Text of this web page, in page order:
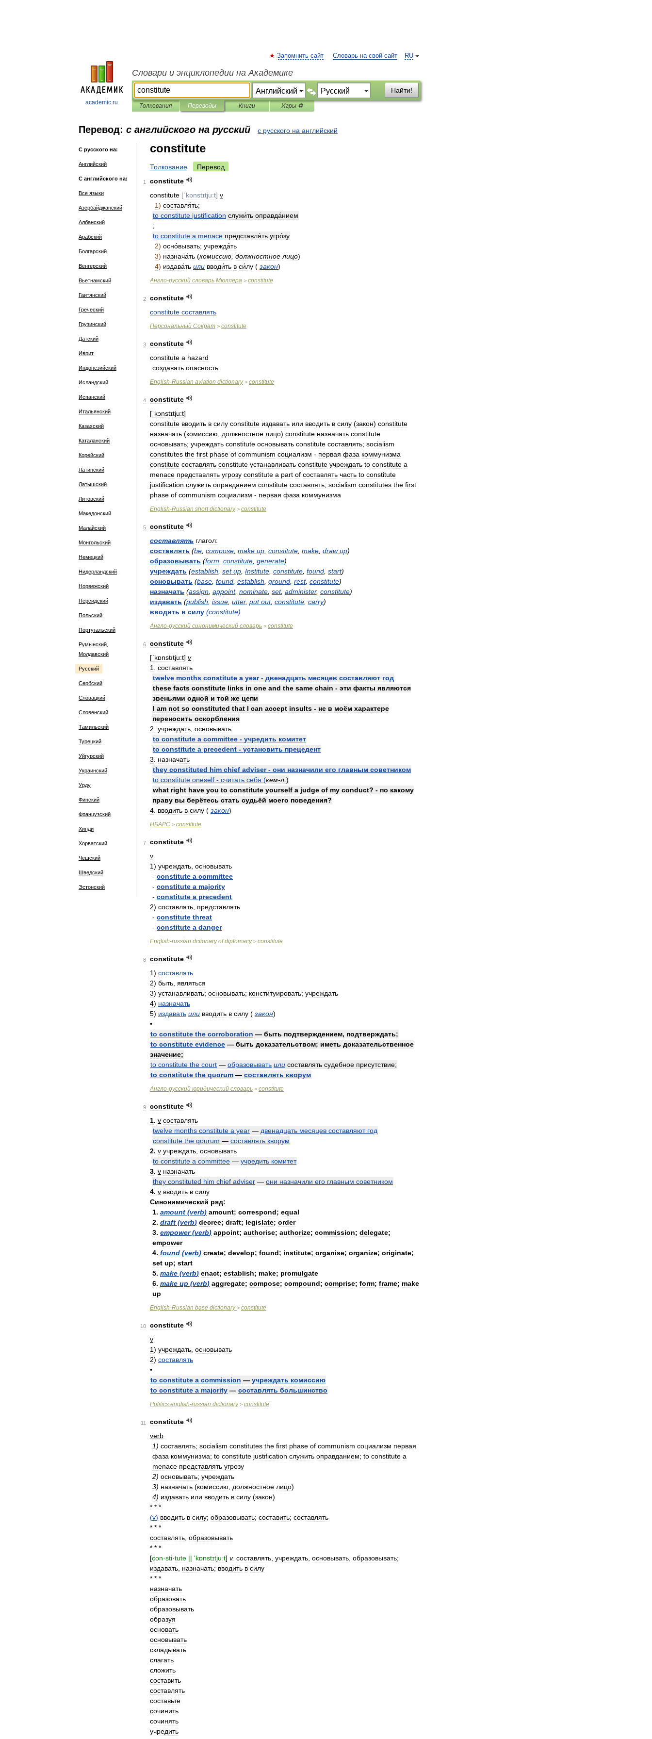
academic.ru
RU
Запомнить сайт Словарь на свой сайт
Словари и энциклопедии на Академике
Найти!
Толкования Переводы Книги Игры ⚽
Перевод: с английского на русский с русского на английский
С русского на:
Английский
С английского на:
Все языки
Азербайджанский
Албанский
Арабский
Болгарский
Венгерский
Вьетнамский
Гаитянский
Греческий
Грузинский
Датский
Иврит
Индонезийский
Исландский
Испанский
Итальянский
Казахский
Каталанский
Корейский
Латинский
Латышский
Литовский
Македонский
Малайский
Монгольский
Немецкий
Нидерландский
Норвежский
Персидский
Польский
Португальский
Румынский,
Молдавский
Русский
Сербский
Словацкий
Словенский
Тамильский
Турецкий
Уйгурский
Украинский
Урду
Финский
Французский
Хинди
Хорватский
Чешский
Шведский
Эстонский
constitute
Толкование Перевод
1
constitute
constitute [ˊkɒnstɪtju:t] v
1) составля́ть;
to constitute justification служи́ть оправда́нием
;
to constitute a menace представля́ть угро́зу
2) осно́вывать; учрежда́ть
3) назнача́ть (комиссию должностное лицо)
4) издава́ть или вводи́ть в си́лу ( закон)
Англо-русский словарь Мюллера > constitute
2
constitute
constitute составлять
Персональный Сократ > constitute
3
constitute
constitute a hazard
создавать опасность
English-Russian aviation dictionary> constitute
4
constitute
[ˈkɔnstɪtju:t]
constitute вводить в силу constitute издавать или вводить в силу (закон) constitute
назначать (комиссию должностное лицо) constitute назначать constitute
основывать; учреждать constitute основывать constitute составлять; socialism
constitutes the first phase of communism социализм - первая фаза коммунизма
constitute составлять constitute устанавливать constitute учреждать to constitute a
menace представлять угрозу constitute a part of составлять часть to constitute
justification служить оправданием constitute составлять; socialism constitutes the first
phase of communism социализм - первая фаза коммунизма
English-Russian short dictionary> constitute
5
constitute
составлять глагол:
составлять (be compose make up constitute make draw up)
образовывать (form constitute generate)
учреждать (establish set up Institute constitute found start)
основывать (base found establish ground rest, constitute)
назначать (assign appoint, nominate set, administer, constitute)
издавать (publish issue utter, put out, constitute carry)
вводить в силу (constitute)
Англо-русский синонимический словарь > constitute
6
constitute
[ʹkɒnstıtju:t] v
1
составлять
twelve months constitute a year- двенадцать месяцев составляют год
these facts constitute links in one and the same chain - эти факты являются
звеньями одной и той же цепи
I am not so constituted that I can accept insults - не в моём характере
переносить оскорбления
2 учреждать основывать
to constitute a committee - учредить комитет
to constitute a precedent - установить прецедент
3
назначать
they constituted him chief adviser- они назначили его главным советником
to constitute oneself - считать себя (кем-л )
what right have you to constitute yourself a judge of my conduct? - по какому
праву вы берётесь стать судьёй моего поведения?
4 вводить в силу ( закон)
НБАРС > constitute
7
constitute
v
1) учреждать основывать
- constitute a committee
- constitute a majority
- constitute a precedent
2) составлять представлять
- constitute threat
- constitute a danger
English-russian dctionary of diplomacy> constitute
8
constitute
1) составлять
2) быть являться
3) устанавливать; основывать; конституировать; учреждать
4) назначать
5) издавать или вводить в силу ( закон)
•
to constitute the corroboration — быть подтверждением, подтверждать;
to constitute evidence — быть доказательством; иметь доказательственное
значение;
to constitute the court — образовывать или составлять судебное присутствие;
to constitute the quorum — составлять кворум
Англо-русский юридический словарь > constitute
9
constitute
1. v составлять
twelve months constitute a year — двенадцать месяцев составляют год
constitute the qourum — составлять кворум
2. v учреждать основывать
to constitute a committee — учредить комитет
3. v назначать
they constituted him chief adviser — они назначили его главным советником
4. v вводить в силу
Синонимический ряд:
1. amount (verb) amount; correspond; equal
2. draft (verb) decree; draft; legislate; order
3. empower(verb) appoint; authorise; authorize; commission; delegate;
empower
4. found (verb) create; develop; found; institute; organise; organize; originate;
set up; start
5. make (verb) enact; establish; make; promulgate
6. make up (verb) aggregate; compose; compound; comprise; form; frame; make
up
English-Russian base dictionary > constitute
10
constitute
v
1) учреждать основывать
2) составлять
•
to constitute a commission — учреждать комиссию
to constitute a majority — составлять большинство
Politics english-russian dictionary> constitute
11
constitute
verb
1) составлять; socialism constitutes the first phase of communism социализм первая
фаза коммунизма; to constitute justification служить оправданием; to constitute a
menace представлять угрозу
2) основывать; учреждать
3) назначать (комиссию должностное лицо)
4) издавать или вводить в силу (закон)
* * *
(v) вводить в силу; образовывать; составить; составлять
* * *
составлять образовывать
* * *
[con·sti·tute || 'kɒnstɪtjuːt] v. составлять учреждать основывать образовывать;
издавать назначать; вводить в силу
* * *
назначать
образовать
образовывать
образуя
основать
основывать
складывать
слагать
сложить
составить
составлять
составьте
сочинить
сочинять
учредить